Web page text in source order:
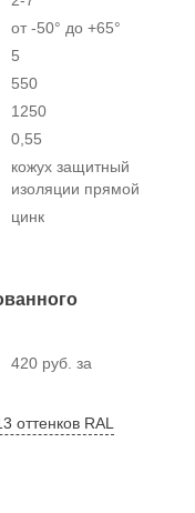
от -50° до +65°
5
550
1250
0,55
кожух защитный
изоляции прямой
цинк
420 руб. за
оттенков RAL